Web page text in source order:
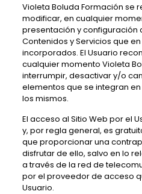
Violeta Boluda Formación se
modificar, en cualquier
presentación y configuración
Contenidos y Servicios que
incorporados. El Usuario
cualquier momento Violeta
interrumpir, desactivar y/o
elementos que se integran
los mismos.
El acceso al Sitio Web por el
y, por regla general, es
que proporcionar una
disfrutar de ello, salvo en lo
a través de la red de
por el proveedor de acceso
Usuario.